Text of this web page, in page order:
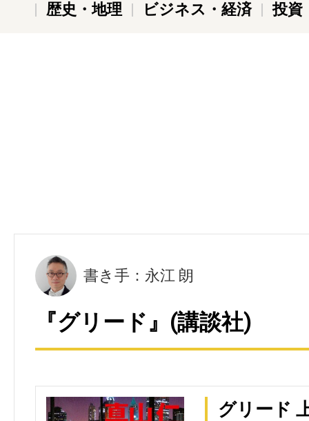
歴史・地理
ビジネス・経済 投資
書き手：永江 朗
『グリード』(講談社)
グリード